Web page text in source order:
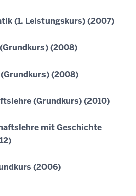
(1. Leistungskurs) (2007)
(2008)
(2008)
(Grundkurs) (2010)
mit Geschichte
(2006)